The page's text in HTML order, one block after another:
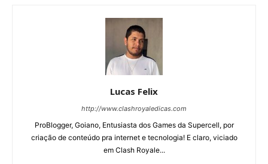
Lucas Felix
http://www.clashroyaledicas.com
ProBlogger, Goiano, Entusiasta dos Games da Supercell, por
criação de conteúdo pra internet e tecnologia! E claro, viciado
em Clash Royale...